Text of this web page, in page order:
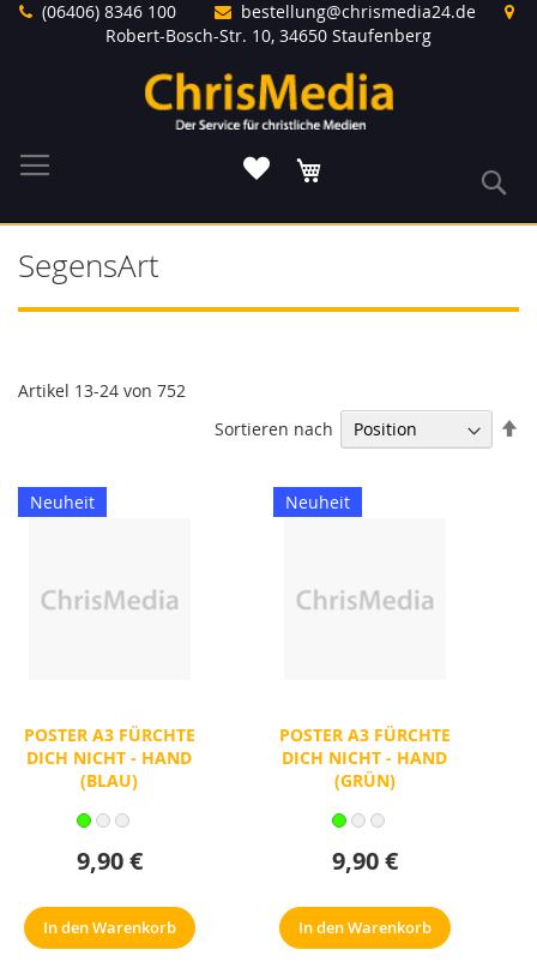
Direkt(06406) 8346 100
bestellung@chrismedia24.de
Robert-Bosch-Str. 10, 34650 Staufenberg
SegensArt
Artikel 13-24 von 752
Sortieren nach
Neuheit
POSTER A3 FÜRCHTE
DICH NICHT - HAND
(BLAU)
9,90 €
In den Warenkorb
Neuheit
POSTER A3 FÜRCHTE
DICH NICHT - HAND
(GRÜN)
9,90 €
In den Warenkorb